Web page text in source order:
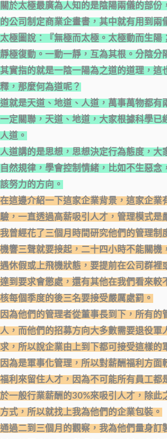
關於太極最廣為人知的是陰陽兩儀的部份
的公司制定商業企畫書，其中就有用到兩
太極圖說：『無極而太極。太極動而生陽
靜極復動。一動一靜，互為其根。分陰分
其實指的就是一陰一陽為之道的道理，這
釋，那麼何為道呢？
道就是天道、地道、人道，萬事萬物都有
一定關聯，天道、地道，大家根據科學已
人道。
人道講的是思想，思想決定行為態度，大
自然規律，學會控制情緒，比如不生惡念
該努力的方向。
在這邊介紹一下這家企業背景，這家企業
驗，一直透過高薪吸引人才，管理模式是
我曾經花了三個月時間研究他們的管理制
機響三聲就要接起，二十四小時不能關機
遇休假或上飛機狀態，要提前在公司群裡
達到要求會懲處，還有其他在我們看來較
核每個季度的後三名要接受嚴厲處罰。
因為他們的管理者從董事長到下，所有的
人，而他們的招募方向大多數需要退役軍
求，所以說企業由上到下都可接受這樣的
因為是軍事化管理，所以對薪酬福利方面
福利來留住人才，因為不可能所有員工都
於一般行業薪酬的30%來吸引人才，除此
方式，所以就找上我為他們的企業包裝。
通過二到三個月的觀察，我為他們量身訂